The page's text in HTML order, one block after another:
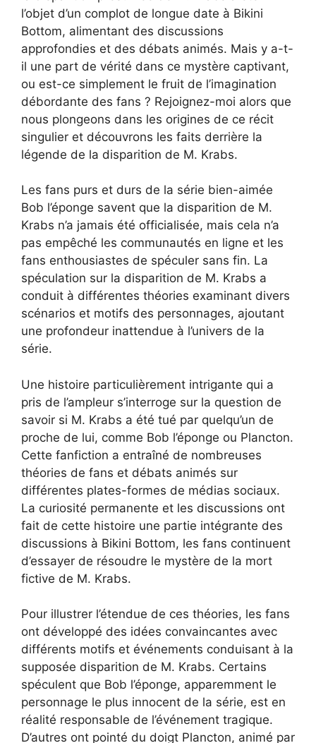
l’objet d’un complot de longue date à Bikini
Bottom, alimentant des discussions
approfondies et des débats animés. Mais y a-t-
il une part de vérité dans ce mystère captivant,
ou est-ce simplement le fruit de l’imagination
débordante des fans ? Rejoignez-moi alors que
nous plongeons dans les origines de ce récit
singulier et découvrons les faits derrière la
légende de la disparition de M. Krabs.
Les fans purs et durs de la série bien-aimée
Bob l’éponge savent que la disparition de M.
Krabs n’a jamais été officialisée, mais cela n’a
pas empêché les communautés en ligne et les
fans enthousiastes de spéculer sans fin. La
spéculation sur la disparition de M. Krabs a
conduit à différentes théories examinant divers
scénarios et motifs des personnages, ajoutant
une profondeur inattendue à l’univers de la
série.
Une histoire particulièrement intrigante qui a
pris de l’ampleur s’interroge sur la question de
savoir si M. Krabs a été tué par quelqu’un de
proche de lui, comme Bob l’éponge ou Plancton.
Cette fanfiction a entraîné de nombreuses
théories de fans et débats animés sur
différentes plates-formes de médias sociaux.
La curiosité permanente et les discussions ont
fait de cette histoire une partie intégrante des
discussions à Bikini Bottom, les fans continuent
d’essayer de résoudre le mystère de la mort
fictive de M. Krabs.
Pour illustrer l’étendue de ces théories, les fans
ont développé des idées convaincantes avec
différents motifs et événements conduisant à la
supposée disparition de M. Krabs. Certains
spéculent que Bob l’éponge, apparemment le
personnage le plus innocent de la série, est en
réalité responsable de l’événement tragique.
D’autres ont pointé du doigt Plancton, animé par